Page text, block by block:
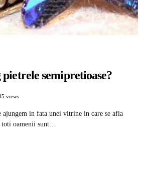
pietrele semipretioase?
views
in fata unei vitrine in care se afla
toti oamenii sunt…